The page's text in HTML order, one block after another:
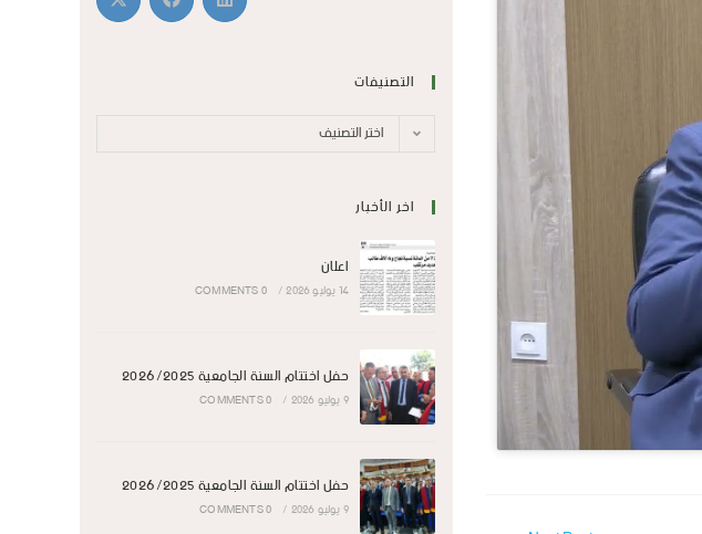
التصنيفات
اختر التصنيف
اخر الأخبار
اعلان
14 يوليو 2026 /
0 COMMENTS
حفل اختتام السنة الجامعية 2026/2025
9 يوليو 2026 /
0 COMMENTS
حفل اختتام السنة الجامعية 2026/2025
9 يوليو 2026 /
0 COMMENTS